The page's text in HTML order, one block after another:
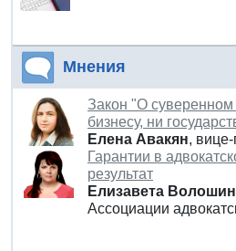
Мнения
Закон "О
бизнесу, ни
Елена Авакян,
Гарантии в
результат
Елизавета
Ассоциации